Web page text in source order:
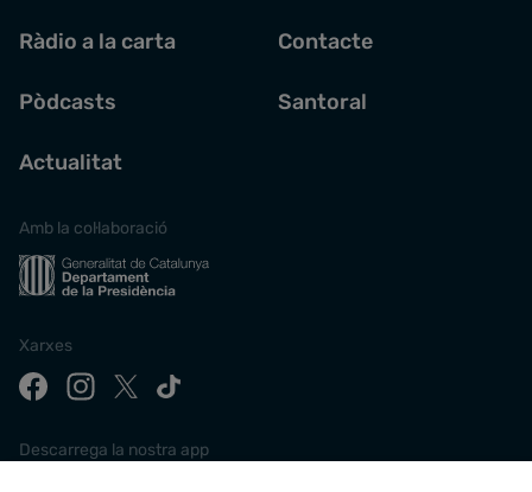
Ràdio a la carta
Pòdcasts
Actualitat
Contacte
Santoral
Amb la col·laboració
Xarxes
Descarrega la nostra app